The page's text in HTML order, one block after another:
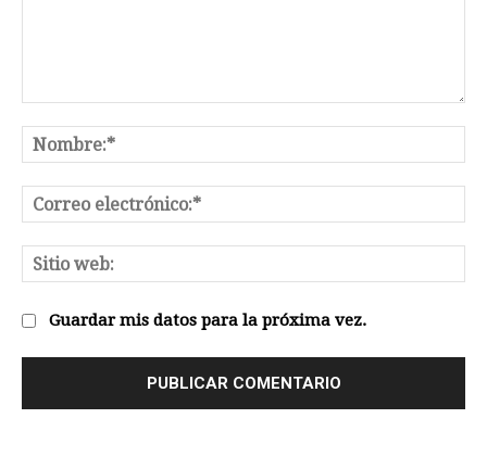
Guardar mis datos para la próxima vez.